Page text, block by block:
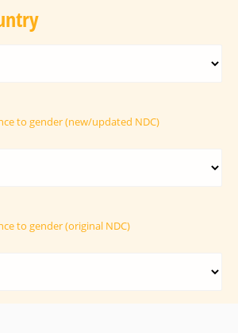
to gender (new/updated NDC)
to gender (original NDC)